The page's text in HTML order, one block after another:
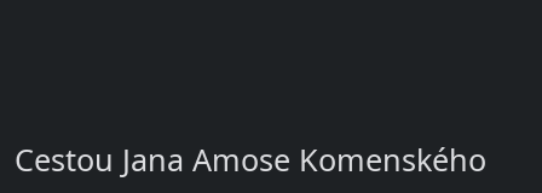
Cestou Jana Amose Komenského